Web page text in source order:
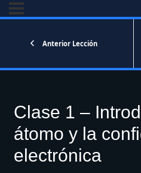
Anterior Lección
Clase 1 –
átomo y la
electrónica